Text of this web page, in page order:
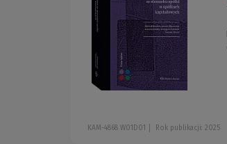
KAM-4868 W01D01 Rok publikacji: 2025